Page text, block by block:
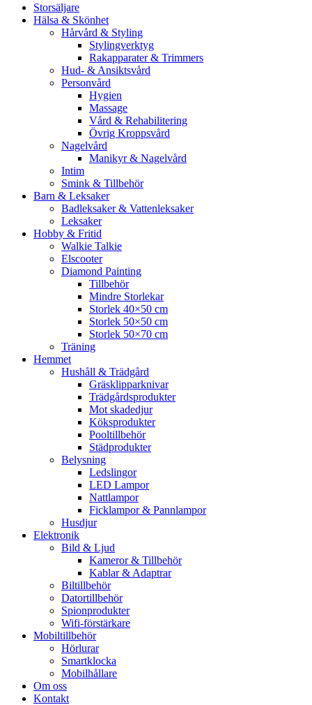
Storsäljare
Hälsa & Skönhet
Hårvård & Styling
Stylingverktyg
Rakapparater & Trimmers
Hud- & Ansiktsvård
Personvård
Hygien
Massage
Vård & Rehabilitering
Övrig Kroppsvård
Nagelvård
Manikyr & Nagelvård
Intim
Smink & Tillbehör
Barn & Leksaker
Badleksaker & Vattenleksaker
Leksaker
Hobby & Fritid
Walkie Talkie
Elscooter
Diamond Painting
Tillbehör
Mindre Storlekar
Storlek 40×50 cm
Storlek 50×50 cm
Storlek 50×70 cm
Träning
Hemmet
Hushåll & Trädgård
Gräsklipparknivar
Trädgårdsprodukter
Mot skadedjur
Köksprodukter
Pooltillbehör
Städprodukter
Belysning
Ledslingor
LED Lampor
Nattlampor
Ficklampor & Pannlampor
Husdjur
Elektronik
Bild & Ljud
Kameror & Tillbehör
Kablar & Adaptrar
Biltillbehör
Datortillbehör
Spionprodukter
Wifi-förstärkare
Mobiltillbehör
Hörlurar
Smartklocka
Mobilhållare
Om oss
Kontakt